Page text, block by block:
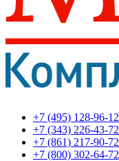
+7 (495) 128-96-12
+7 (343) 226-43-72
+7 (861) 217-90-72
+7 (800) 302-64-72